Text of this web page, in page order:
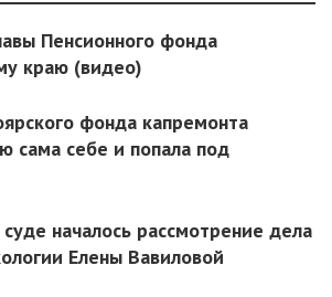
Пенсионного фонда
краю (видео)
фонда капремонта
сама себе и попала под
началось рассмотрение дела
Елены Вавиловой